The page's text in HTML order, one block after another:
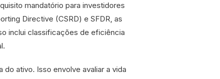
mandatório para investidores
Directive (CSRD) e SFDR, as
inclui classificações de eficiência
do ativo. Isso envolve avaliar a vida